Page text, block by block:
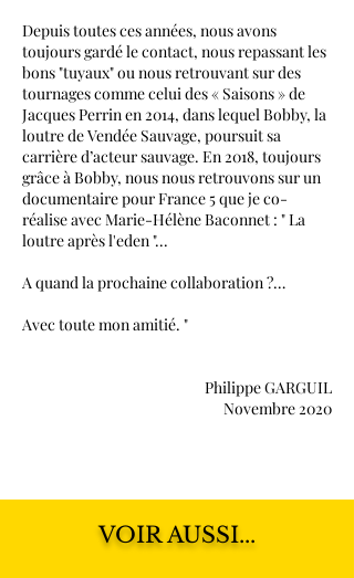
Depuis toutes ces années, nous avons
toujours gardé le contact, nous repassant les
bons "tuyaux" ou nous retrouvant sur des
tournages comme celui des « Saisons » de
Jacques Perrin en 2014, dans lequel Bobby, la
loutre de Vendée Sauvage, poursuit sa
carrière d’acteur sauvage. En 2018, toujours
grâce à Bobby, nous nous retrouvons sur un
documentaire pour France 5 que je co-
réalise avec Marie-Hélène Baconnet : " La
loutre après l'eden "...
A quand la prochaine collaboration ?…
Avec toute mon amitié. "
Philippe GARGUIL
Novembre 2020
VOIR AUSSI...